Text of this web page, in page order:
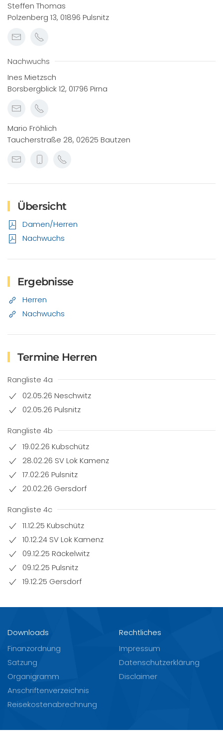
Steffen Thomas
Polzenberg 13, 01896 Pulsnitz
Nachwuchs
Ines Mietzsch
Borsbergblick 12, 01796 Pirna
Mario Fröhlich
Taucherstraße 28, 02625 Bautzen
Übersicht
Damen/Herren
Nachwuchs
Ergebnisse
Herren
Nachwuchs
Termine Herren
Rangliste 4a
02.05.26 Neschwitz
02.05.26 Pulsnitz
Rangliste 4b
19.02.26 Kubschütz
28.02.26 SV Lok Kamenz
17.02.26 Pulsnitz
20.02.26 Gersdorf
Rangliste 4c
11.12.25 Kubschütz
10.12.24 SV Lok Kamenz
09.12.25 Räckelwitz
09.12.25 Pulsnitz
19.12.25 Gersdorf
Downloads
Finanzordnung
Satzung
Organigramm
Anschriftenverzeichnis
Reisekostenabrechnung
Rechtliches
Impressum
Datenschutzerklärung
Disclaimer